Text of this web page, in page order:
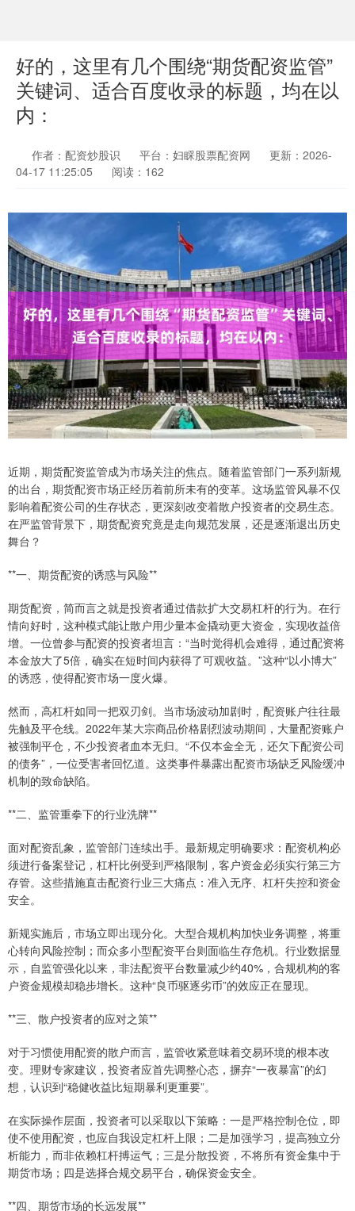
好的，这里有几个围绕“期货配资监管”
关键词、适合百度收录的标题，均在以
内：
作者：配资炒股识 平台：妇睬股票配资网
更新：2026-
04-17 11:25:05
阅读：162
近期，期货配资监管成为市场关注的焦点。随着监管部门一系列新规
的出台，期货配资市场正经历着前所未有的变革。这场监管风暴不仅
影响着配资公司的生存状态，更深刻改变着散户投资者的交易生态。
在严监管背景下，期货配资究竟是走向规范发展，还是逐渐退出历史
舞台？
**一、期货配资的诱惑与风险**
期货配资，简而言之就是投资者通过借款扩大交易杠杆的行为。在行
情向好时，这种模式能让散户用少量本金撬动更大资金，实现收益倍
增。一位曾参与配资的投资者坦言：“当时觉得机会难得，通过配资将
本金放大了5倍，确实在短时间内获得了可观收益。”这种“以小博大”
的诱惑，使得配资市场一度火爆。
然而，高杠杆如同一把双刃剑。当市场波动加剧时，配资账户往往最
先触及平仓线。2022年某大宗商品价格剧烈波动期间，大量配资账户
被强制平仓，不少投资者血本无归。“不仅本金全无，还欠下配资公司
的债务”，一位受害者回忆道。这类事件暴露出配资市场缺乏风险缓冲
机制的致命缺陷。
**二、监管重拳下的行业洗牌**
面对配资乱象，监管部门连续出手。最新规定明确要求：配资机构必
须进行备案登记，杠杆比例受到严格限制，客户资金必须实行第三方
存管。这些措施直击配资行业三大痛点：准入无序、杠杆失控和资金
安全。
新规实施后，市场立即出现分化。大型合规机构加快业务调整，将重
心转向风险控制；而众多小型配资平台则面临生存危机。行业数据显
示，自监管强化以来，非法配资平台数量减少约40%，合规机构的客
户资金规模却稳步增长。这种“良币驱逐劣币”的效应正在显现。
**三、散户投资者的应对之策**
对于习惯使用配资的散户而言，监管收紧意味着交易环境的根本改
变。理财专家建议，投资者应首先调整心态，摒弃“一夜暴富”的幻
想，认识到“稳健收益比短期暴利更重要”。
在实际操作层面，投资者可以采取以下策略：一是严格控制仓位，即
使不使用配资，也应自我设定杠杆上限；二是加强学习，提高独立分
析能力，而非依赖杠杆搏运气；三是分散投资，不将所有资金集中于
期货市场；四是选择合规交易平台，确保资金安全。
**四、期货市场的长远发展**